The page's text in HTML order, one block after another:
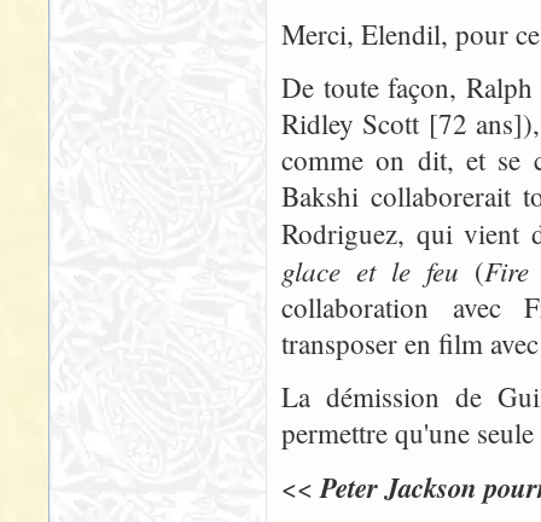
Merci, Elendil, pour
De toute façon,
Ridley Scott [72
comme on dit, et se
Bakshi collaborerait
Rodriguez, qui vient
glace et le feu (
collaboration avec
transposer en film
La démission de
permettre qu'une
<<Peter Jackson